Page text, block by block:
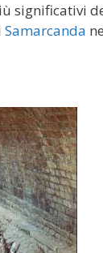
significativi
Samarcanda